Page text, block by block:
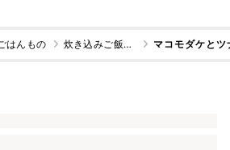
はんもの 炊き込みご飯・混ぜご飯 マコモダケと